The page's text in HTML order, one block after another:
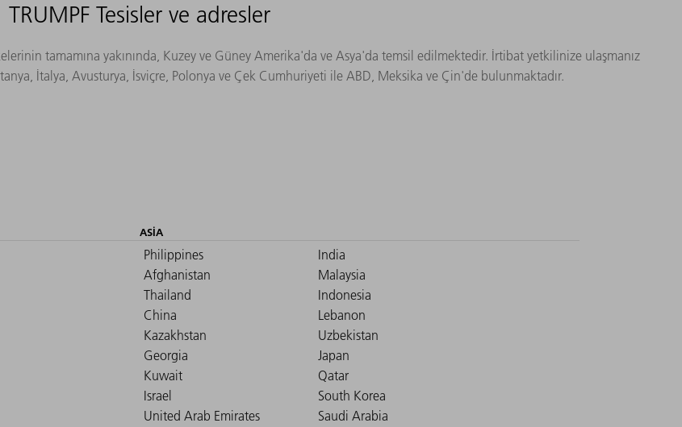
TRUMPF Tesisler ve adresler
tamamına yakınında, Kuzey ve Güney Amerika'da ve Asya'da temsil edilmektedir. İrtibat yetkilinize ulaşmanız
İtalya, Avusturya, İsviçre, Polonya ve Çek Cumhuriyeti ile ABD, Meksika ve Çin'de bulunmaktadır.
ASIA
Philippines
India
Afghanistan
Malaysia
Thailand
Indonesia
China
Lebanon
Kazakhstan
Uzbekistan
Georgia
Japan
Kuwait
Qatar
Israel
South Korea
United Arab Emirates
Saudi Arabia